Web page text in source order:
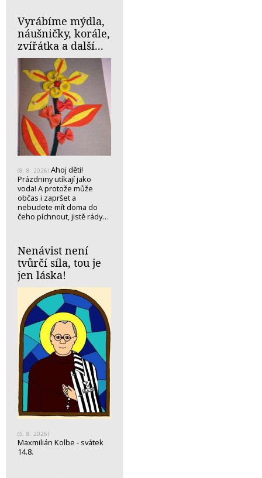
Vyrábíme mýdla,
náušničky, korále,
zvířátka a další...
(8. 8. 2026) Ahoj děti!
Prázdniny utíkají jako
voda! A protože může
občas i zapršet a
nebudete mít doma do
čeho píchnout, jistě rády…
Nenávist není
tvůrčí síla, tou je
jen láska!
(5. 8. 2026)
Maxmilián Kolbe - svátek
14.8.